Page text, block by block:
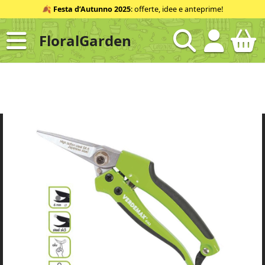
al
contenuto
ID
🍂 Festa d’Autunno 2025: offerte, idee e anteprime!
FloralGarden